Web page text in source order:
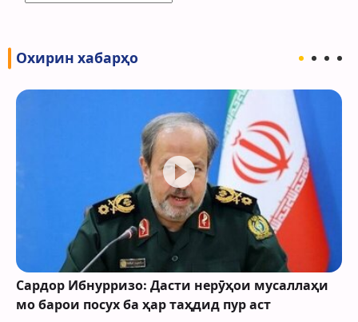
Охирин хабарҳо
Сардор Ибнурризо: Дасти нерӯҳои мусаллаҳи
мо барои посух ба ҳар таҳдид пур аст